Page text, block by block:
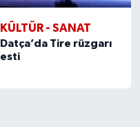
KÜLTÜR - SANAT
Datça’da Tire rüzgarı
esti